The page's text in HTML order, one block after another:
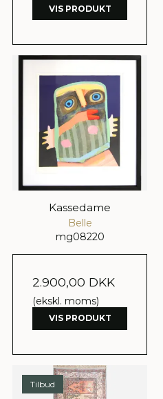
VIS PRODUKT
Kassedame
Belle
mg08220
2.900,00 DKK
(ekskl. moms)
VIS PRODUKT
Tilbud